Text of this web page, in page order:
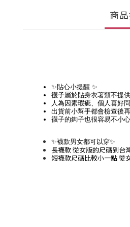
商
✨貼心小提醒 ✨
襪子屬於貼身衣著類不提
人為因素瑕疵、個人喜好
出貨前小幫手都會檢查後
襪子的鉤子也很容易不小
✨襪款男女都可以穿✨
長襪款 從女版的尺碼到台
短襪款尺碼比較小一點 從